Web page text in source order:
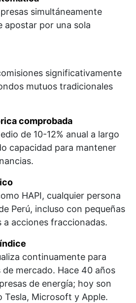
simultáneamente
apostar por una sola
significativamente
mutuos tradicionales
comprobada
de 10-12% anual a largo
capacidad para mantener
HAPI, cualquier persona
Perú, incluso con pequeñas
a acciones fraccionadas.​
continuamente para
mercado. Hace 40 años
de energía; hoy son
Tesla, Microsoft y Apple.​